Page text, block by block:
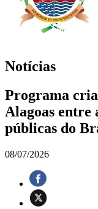
Notícias
Programa
Alagoas entre
públicas do
08/07/2026